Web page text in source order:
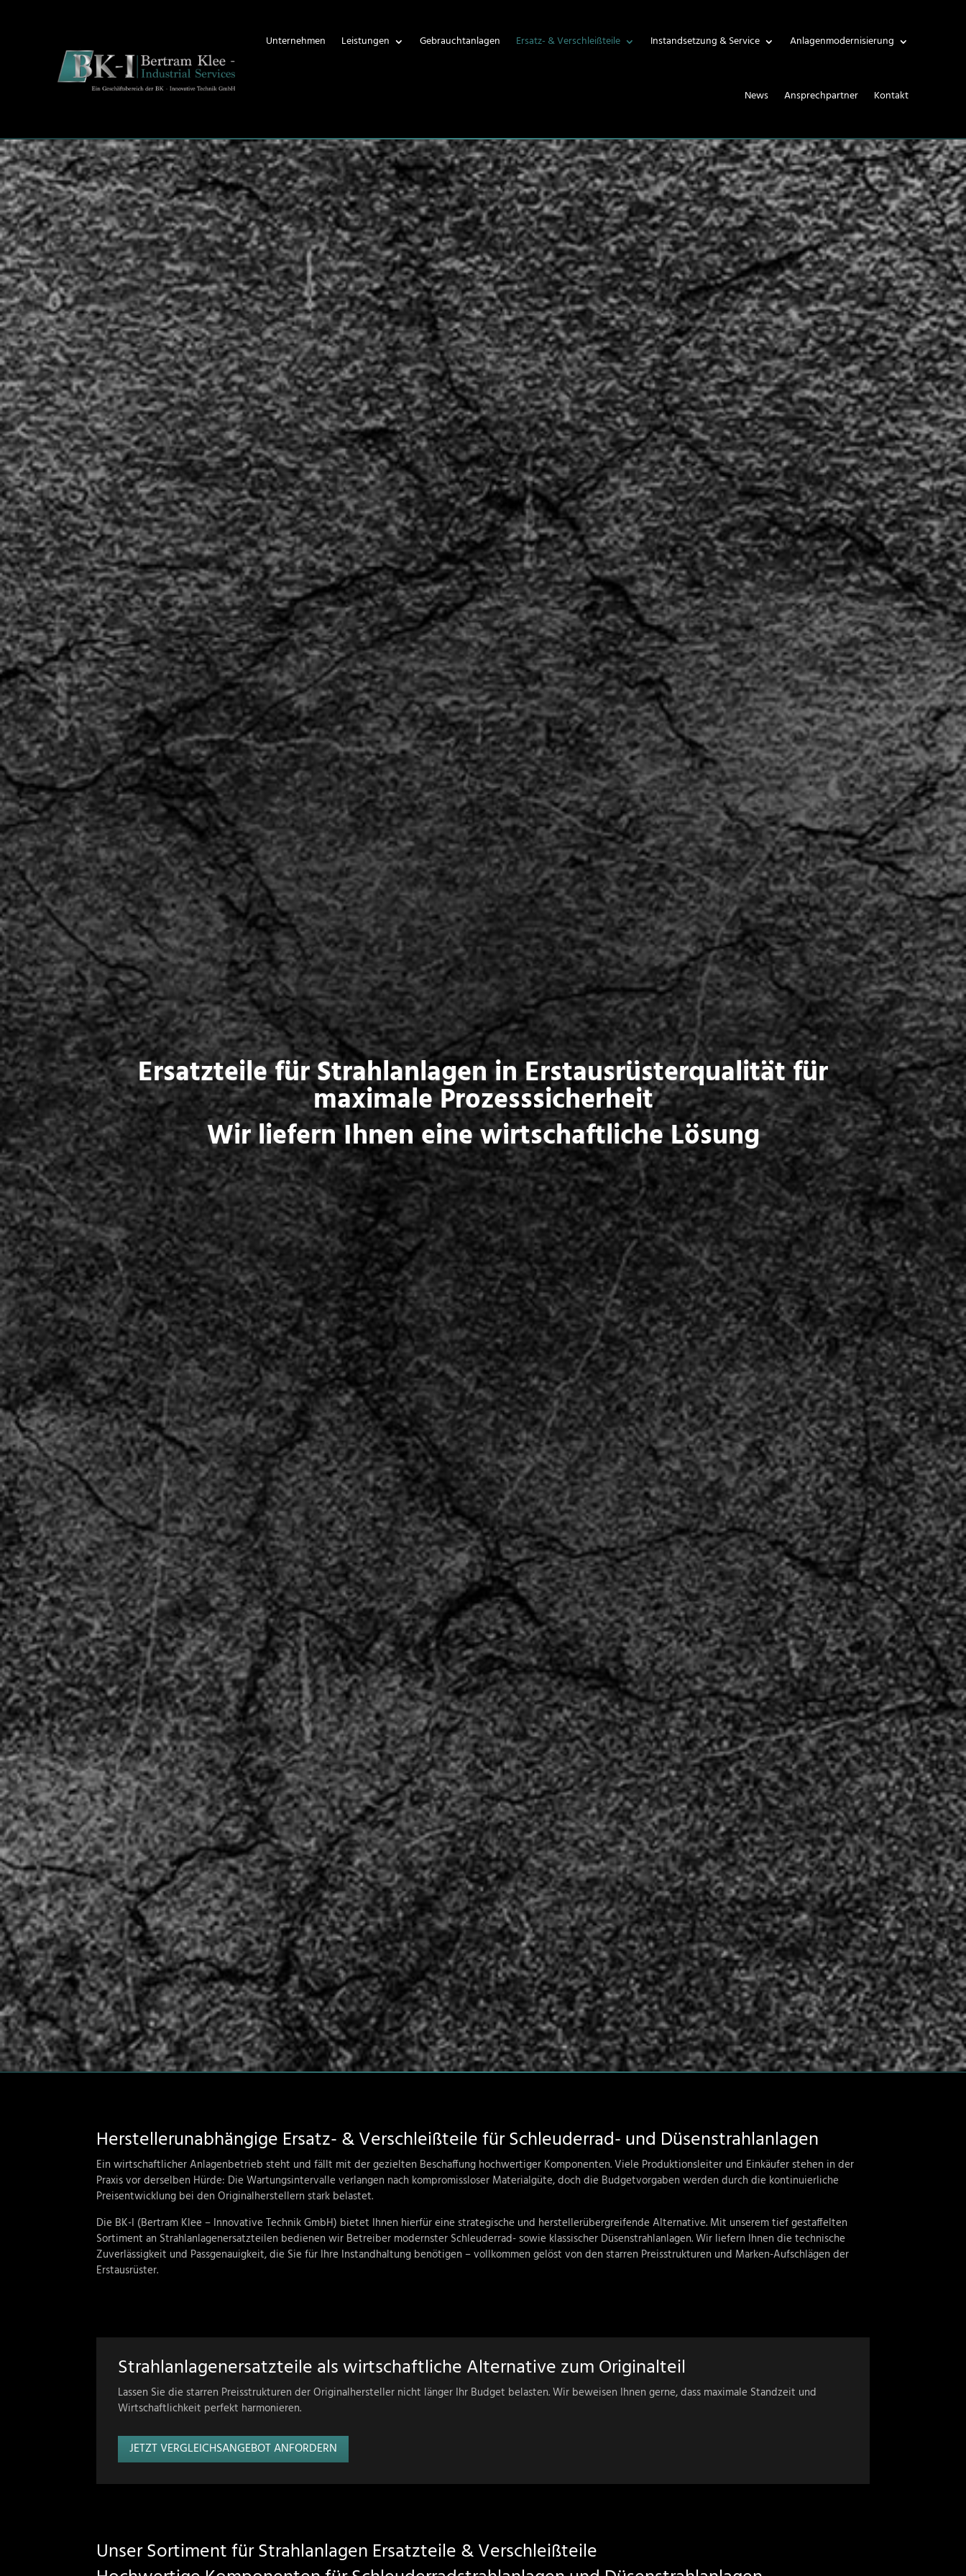
Unternehmen Leistungen Gebrauchtanlagen Ersatz- & Verschleißteile Instandsetzung & Service Anlagenmodernisierung
News Ansprechpartner Kontakt
Ersatzteile für Strahlanlagen in Erstausrüsterqualität für
maximale Prozesssicherheit
Wir liefern Ihnen eine wirtschaftliche Lösung
Herstellerunabhängige Ersatz- & Verschleißteile für Schleuderrad- und Düsenstrahlanlagen
Ein wirtschaftlicher Anlagenbetrieb steht und fällt mit der gezielten Beschaffung hochwertiger Komponenten.Viele Produktionsleiter und Einkäufer stehen in der
Praxis vor derselben Hürde: Die Wartungsintervalle verlangen nach kompromissloser Materialgüte, doch die Budgetvorgaben werden durch die kontinuierliche
Preisentwicklung bei den Originalherstellern stark belastet.
Die BK-I (Bertram Klee – Innovative Technik GmbH) bietet Ihnen hierfür eine strategische und herstellerübergreifende Alternative. Mit unserem tief gestaffelten
Sortiment an Strahlanlagenersatzteilen bedienen wir Betreiber modernster Schleuderrad- sowie klassischer Düsenstrahlanlagen.Wir liefern Ihnen die technische
Zuverlässigkeit und Passgenauigkeit, die Sie für Ihre Instandhaltung benötigen – vollkommen gelöst von den starren Preisstrukturen und Marken-Aufschlägen der
Erstausrüster.
Strahlanlagenersatzteile als wirtschaftliche Alternative zum Originalteil
Lassen Sie die starren Preisstrukturen der Originalhersteller nicht länger Ihr Budget belasten.Wir beweisen Ihnen gerne, dass maximale Standzeit und
Wirtschaftlichkeit perfekt harmonieren.
JETZT VERGLEICHSANGEBOT ANFORDERN
Unser Sortiment für Strahlanlagen Ersatzteile & Verschleißteile